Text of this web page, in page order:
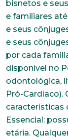
bisnetos e
e familiares
e seus
e seus
por cada
disponível no
odontológica,
Pró-Cardíaco).
características
Essencial:
etária.